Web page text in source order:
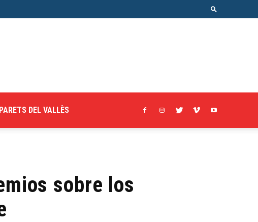
PARETS DEL VALLÈS
sobre los